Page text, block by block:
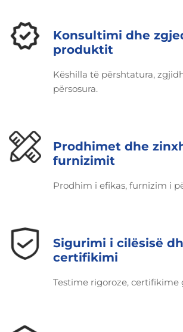
Konsultimi dhe
produktit
Këshilla të përshtatura,
përsosura.
Prodhimet dhe
furnizimit
Prodhim i efikas, furnizim i
Sigurimi i cilësisë
certifikimi
Testime rigoroze, certifikime